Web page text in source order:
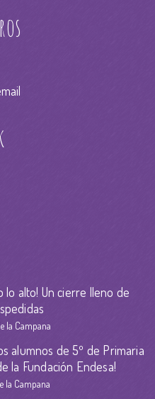
lo alto! Un cierre lleno de
la Campana
alumnos de 5º de Primaria
la Fundación Endesa!
la Campana